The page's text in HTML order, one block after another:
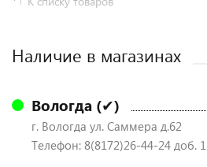
Наличие в магазинах
Вологда (✔)
г. Вологда ул. Саммера д.62
Телефон: 8(8172)26-44-24 доб. 1